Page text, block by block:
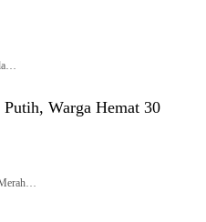
Warga Hemat 30